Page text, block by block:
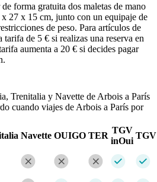
forma gratuita dos maletas de mano
x 27 x 15 cm, junto con un equipaje de
de peso. Para artículos de
de 5 € si realizas una reserva en
aumenta a 20 € si decides pagar
Trenitalia y Navette de Arbois a París
cuando viajes de Arbois a París por
Navette OUIGO TER
TGV
inOui
TGV